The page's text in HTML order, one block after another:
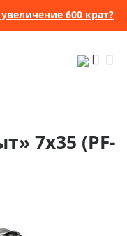
600 крат?
7x35 (PF-